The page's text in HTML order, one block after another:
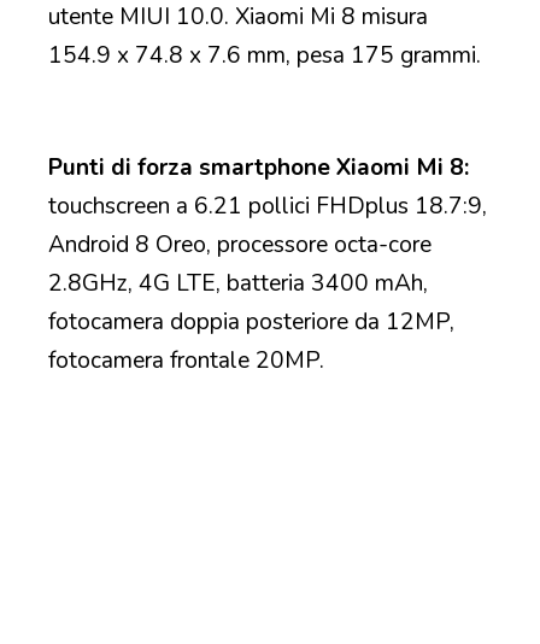
utente MIUI 10.0. Xiaomi Mi 8 misura
154.9 x 74.8 x 7.6 mm, pesa 175 grammi.
Punti di forza smartphone Xiaomi Mi 8:
touchscreen a 6.21 pollici FHDplus 18.7:9,
Android 8 Oreo, processore octa-core
2.8GHz, 4G LTE, batteria 3400 mAh,
fotocamera doppia posteriore da 12MP,
fotocamera frontale 20MP.